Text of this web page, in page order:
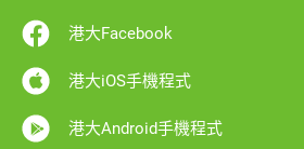
港大Facebook
港大iOS手機程式
港大Android手機程式